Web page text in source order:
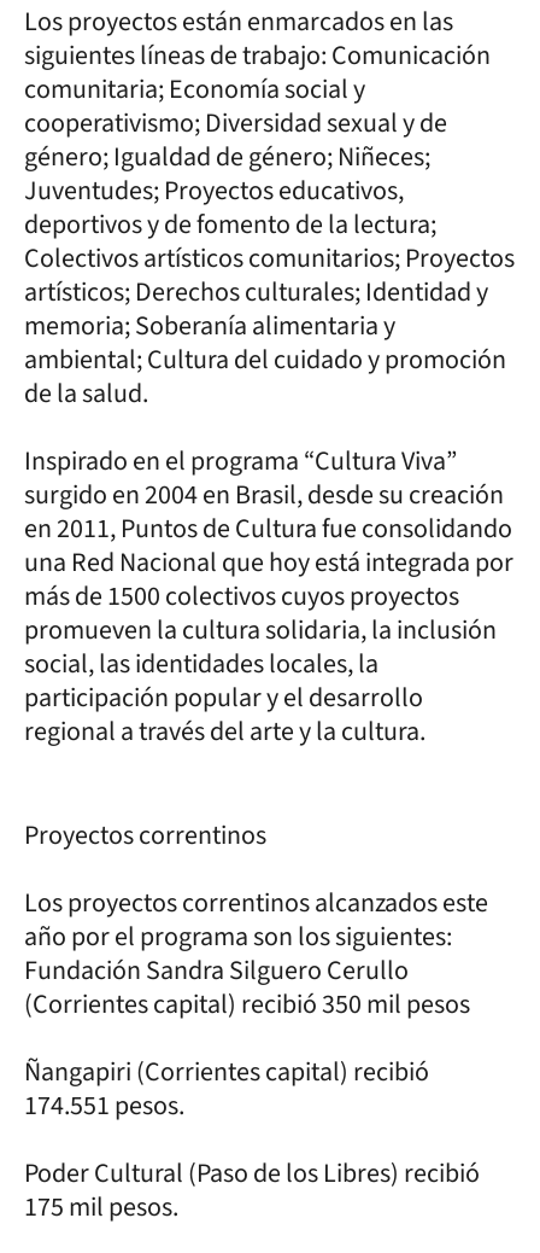
Los proyectos están enmarcados en las
siguientes líneas de trabajo: Comunicación
comunitaria; Economía social y
cooperativismo; Diversidad sexual y de
género; Igualdad de género; Niñeces;
Juventudes; Proyectos educativos,
deportivos y de fomento de la lectura;
Colectivos artísticos comunitarios; Proyectos
artísticos; Derechos culturales; Identidad y
memoria; Soberanía alimentaria y
ambiental; Cultura del cuidado y promoción
de la salud.
Inspirado en el programa “Cultura Viva”
surgido en 2004 en Brasil, desde su creación
en 2011, Puntos de Cultura fue consolidando
una Red Nacional que hoy está integrada por
más de 1500 colectivos cuyos proyectos
promueven la cultura solidaria, la inclusión
social, las identidades locales, la
participación popular y el desarrollo
regional a través del arte y la cultura.
Proyectos correntinos
Los proyectos correntinos alcanzados este
año por el programa son los siguientes:
Fundación Sandra Silguero Cerullo
(Corrientes capital) recibió 350 mil pesos
Ñangapiri (Corrientes capital) recibió
174.551 pesos.
Poder Cultural (Paso de los Libres) recibió
175 mil pesos.